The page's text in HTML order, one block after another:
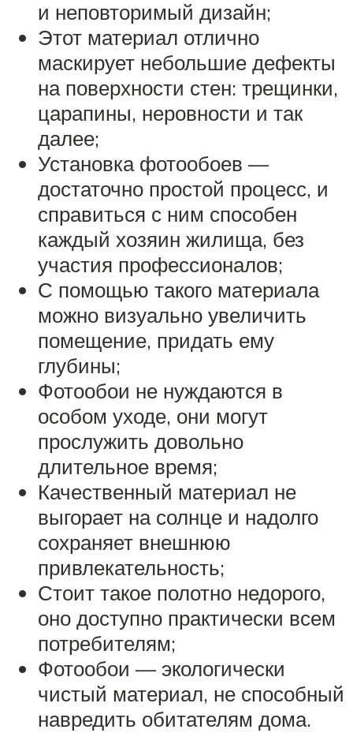
и неповторимый дизайн;
Этот материал отлично
маскирует небольшие дефекты
на поверхности стен: трещинки,
царапины, неровности и так
далее;
Установка фотообоев —
достаточно простой процесс, и
справиться с ним способен
каждый хозяин жилища, без
участия профессионалов;
С помощью такого материала
можно визуально увеличить
помещение, придать ему
глубины;
Фотообои не нуждаются в
особом уходе, они могут
прослужить довольно
длительное время;
Качественный материал не
выгорает на солнце и надолго
сохраняет внешнюю
привлекательность;
Стоит такое полотно недорого,
оно доступно практически всем
потребителям;
Фотообои — экологически
чистый материал, не способный
навредить обитателям дома.